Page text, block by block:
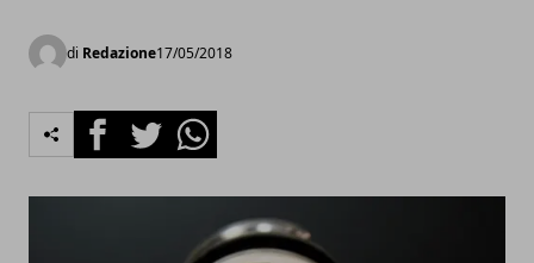
di Redazione17/05/2018
FacebookTwitterWhatsapp